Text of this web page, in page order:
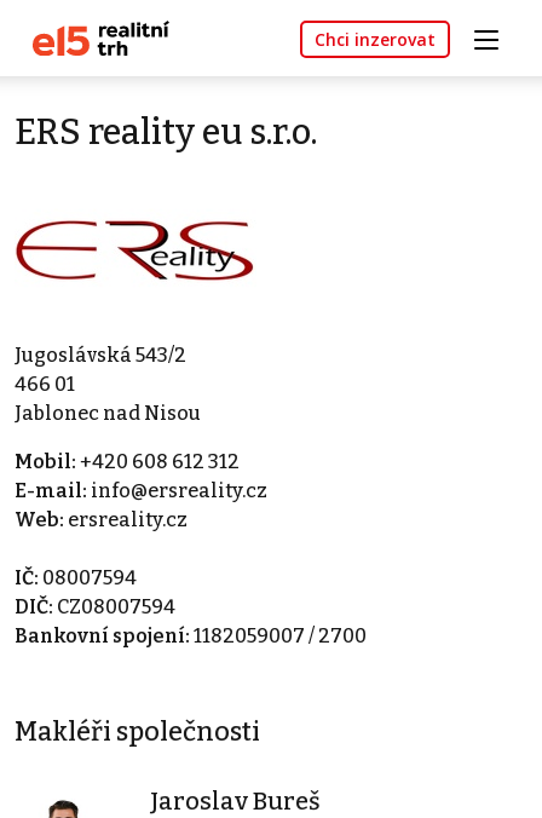
Chci inzerovat
ERS reality eu s.r.o.
Jugoslávská 543/2
466 01
Jablonec nad Nisou
Mobil: +420 608 612 312
E-mail: info@ersreality.cz
Web: ersreality.cz
IČ: 08007594
DIČ: CZ08007594
Bankovní spojení: 1182059007 / 2700
Makléři společnosti
Jaroslav Bureš